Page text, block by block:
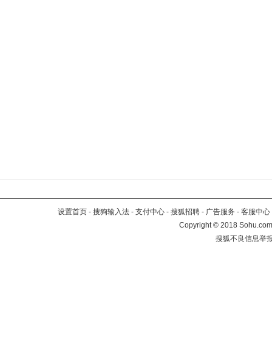
设置首页 - 搜狗输入法 - 支付中心 - 搜狐招聘 - 广告服务 - 客服中心
Copyright©2018
搜狐不良信息举